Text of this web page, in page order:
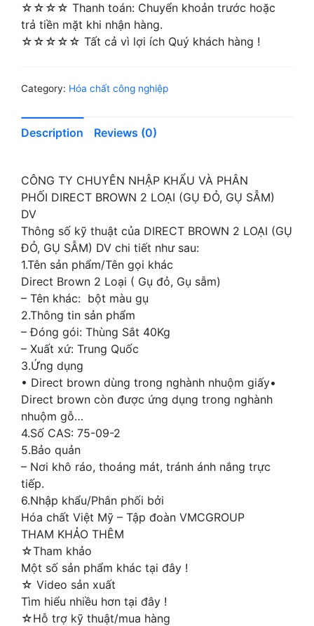
☆☆☆☆ Thanh toán: Chuyển khoản trước hoặc
trả tiền mặt khi nhận hàng.
☆☆☆☆☆ Tất cả vì lợi ích Quý khách hàng !
Category: Hóa chất công nghiệp
Description Reviews (0)
CÔNG TY CHUYÊN NHẬP KHẨU VÀ PHÂN
PHỐI DIRECT BROWN 2 LOẠI (GỤ ĐỎ, GỤ SẪM)
DV
Thông số kỹ thuật của DIRECT BROWN 2 LOẠI (GỤ
ĐỎ, GỤ SẪM) DV chi tiết như sau:
1.Tên sản phẩm/Tên gọi khác
Direct Brown 2 Loại ( Gụ đỏ, Gụ sẫm)
– Tên khác: bột màu gụ
2.Thông tin sản phẩm
– Đóng gói: Thùng Sắt 40Kg
– Xuất xứ: Trung Quốc
3.Ứng dụng
• Direct brown dùng trong nghành nhuộm giấy•
Direct brown còn được ứng dụng trong nghành
nhuộm gỗ…
4.Số CAS: 75-09-2
5.Bảo quản
– Nơi khô ráo, thoáng mát, tránh ánh nắng trực
tiếp.
6.Nhập khẩu/Phân phối bởi
Hóa chất Việt Mỹ – Tập đoàn VMCGROUP
THAM KHẢO THÊM
☆Tham khảo
Một số sản phẩm khác tại đây !
☆ Video sản xuất
Tìm hiểu nhiều hơn tại đây !
☆Hỗ trợ kỹ thuật/mua hàng